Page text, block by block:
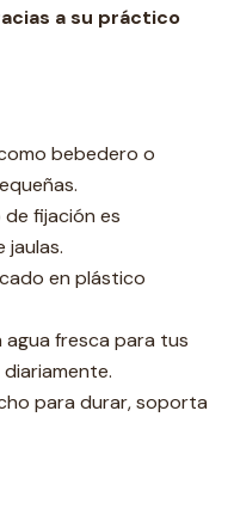
a su práctico
bebedero o
de fijación es
en plástico
agua fresca para tus
para durar, soporta